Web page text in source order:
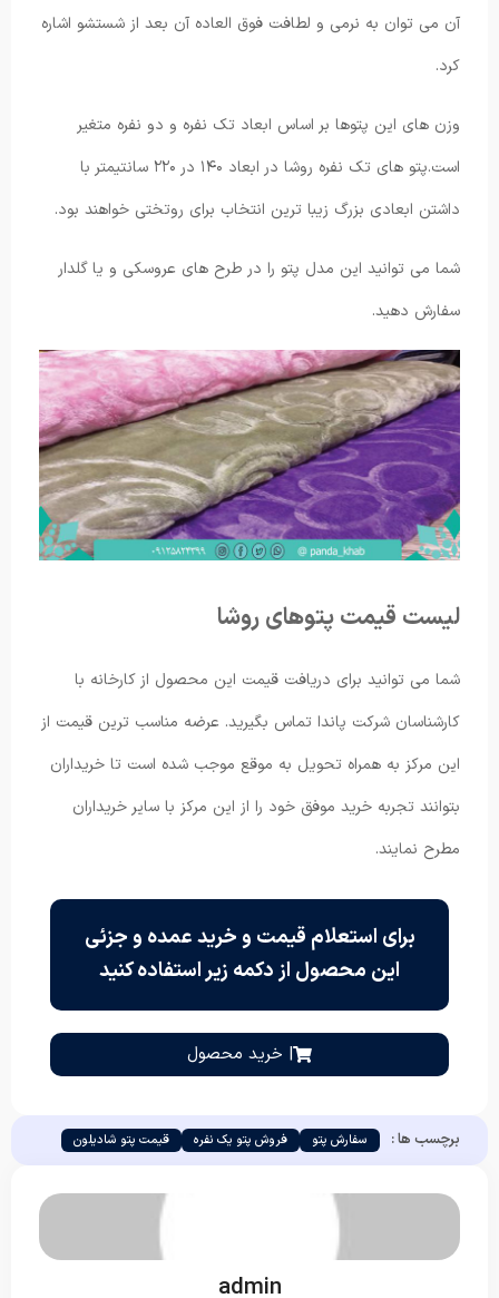
آن می ‌توان به نرمی و لطافت فوق العاده آن بعد از شستشو اشاره
کرد.
وزن های این پتوها بر اساس ابعاد تک نفره و دو نفره متغیر
است.پتو های تک نفره روشا در ابعاد ۱۴۰ در ۲۲۰ سانتیمتر با
داشتن ابعادی بزرگ زیبا ترین انتخاب برای روتختی خواهند بود.
شما می توانید این مدل پتو را در طرح های عروسکی و یا گلدار
سفارش دهید.
لیست قیمت پتوهای روشا
شما می توانید برای دریافت قیمت این محصول از کارخانه با
کارشناسان شرکت پاندا تماس بگیرید. عرضه مناسب ترین قیمت از
این مرکز به همراه تحویل به موقع موجب شده است تا خریداران
بتوانند تجربه خرید موفق خود را از این مرکز با سایر خریداران
مطرح نمایند.
برای استعلام قیمت و خرید عمده و جزئی
این محصول از دکمه زیر استفاده کنید
| خرید محصول
برچسب ها : سفارش پتو فروش پتو یک نفره قیمت پتو شادیلون
admin